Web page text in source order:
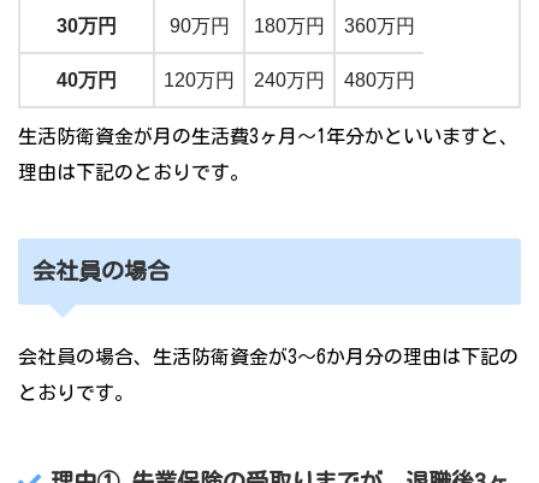
30万円 90万円 180万円 360万円
40万円 120万円 240万円 480万円
生活防衛資金が月の生活費3ヶ月～1年分かといいますと、
理由は下記のとおりです。
会社員の場合
会社員の場合、生活防衛資金が3～6か月分の理由は下記の
とおりです。